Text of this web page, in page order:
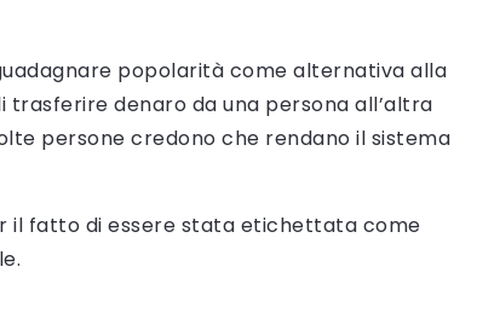
popolarità come alternativa alla
trasferire denaro da una persona all’altra
persone credono che rendano il sistema
il fatto di essere stata etichettata come